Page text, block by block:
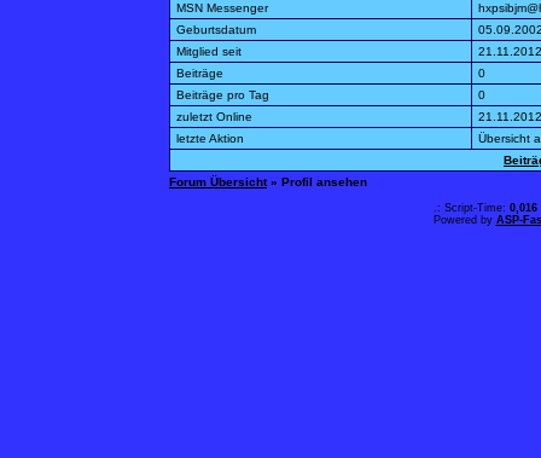
MSN Messenger
Geburtsdatum
Mitglied seit
Beiträge
0
Beiträge pro Tag
0
zuletzt Online
letzte Aktion
Übersicht
Forum Übersicht» Profil ansehen
.: Script-Time: 0,016
Powered by ASP-